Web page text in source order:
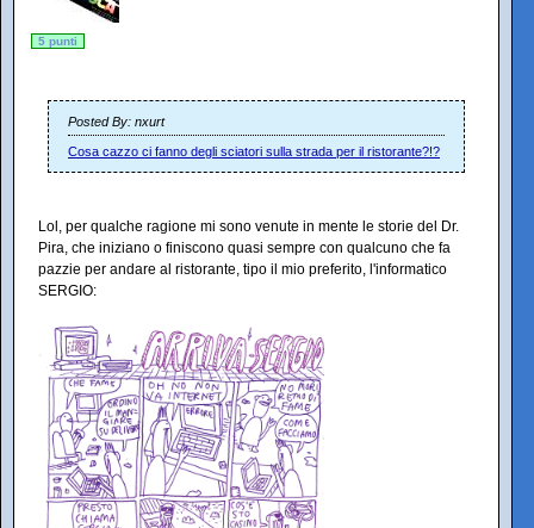
5 punti
Posted By: nxurt
Cosa cazzo ci fanno degli sciatori sulla strada per il ristorante?!?
Lol, per qualche ragione mi sono venute in mente le storie del Dr.
Pira, che iniziano o finiscono quasi sempre con qualcuno che fa
pazzie per andare al ristorante, tipo il mio preferito, l'informatico
SERGIO: